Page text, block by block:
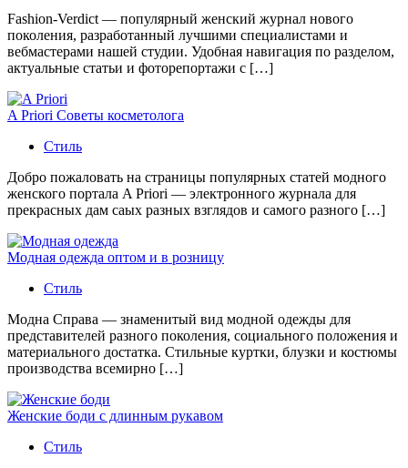
Fashion-Verdict — популярный женский журнал нового
поколения, разработанный лучшими специалистами и
вебмастерами нашей студии. Удобная навигация по разделом,
актуальные статьи и фоторепортажи с […]
A Priori Советы косметолога
Стиль
Добро пожаловать на страницы популярных статей модного
женского портала A Priori — электронного журнала для
прекрасных дам саых разных взглядов и самого разного […]
Модная одежда оптом и в розницу
Стиль
Модна Справа — знаменитый вид модной одежды для
представителей разного поколения, социального положения и
материального достатка. Стильные куртки, блузки и костюмы
производства всемирно […]
Женские боди с длинным рукавом
Стиль